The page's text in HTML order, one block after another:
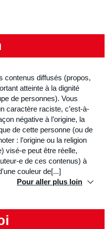
contenus diffusés (propos,
atteinte à la dignité
de personnes). Vous
caractère raciste, c’est-à-
négative à l’origine, la
de cette personne (ou de
: l’origine ou la religion
visé-e peut être réelle,
e de ces contenus) à
couleur de[...]
Pour aller plus loin